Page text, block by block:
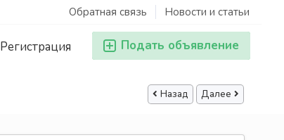
Новости и статьи
Обратная связь
Подать объявление
Регистрация
Назад Далее